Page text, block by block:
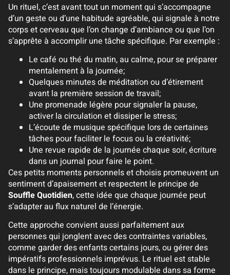
Un rituel, c’est avant tout un moment qui s’accompagne
d’un geste ou d’une habitude agréable, qui signale à notre
corps et cerveau que l’on change d’ambiance ou que l’on
s’apprête à accomplir une tâche spécifique. Par exemple :
Le café ou thé du matin, au calme, pour se préparer
mentalement à la journée;
Quelques minutes de méditation ou d’étirement
avant la première session de travail;
Une promenade légère pour signaler la pause,
activer la circulation et dissiper le stress;
L’écoute de musique spécifique lors de certaines
tâches pour faciliter le focus ou la créativité;
Une revue rapide de la journée chaque soir, écriture
dans un journal pour faire le point.
Ces petits moments personnels et choisis promeuvent un
sentiment d’apaisement et respectent le principe de
Souffle Quotidien, cette idée que chaque journée peut
s’adapter au flux naturel de l’énergie.
Cette approche convient aussi parfaitement aux
personnes qui jonglent avec des contraintes variables,
comme garder des enfants certains jours, ou gérer des
impératifs professionnels imprévus. Le rituel est stable
dans le principe, mais toujours modulable dans sa forme